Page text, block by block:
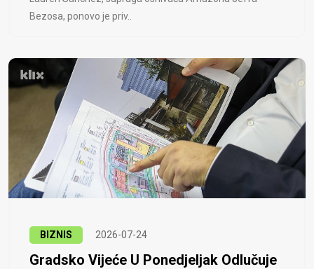
Bezosa, ponovo je priv..
BIZNIS 2026-07-24
Gradsko Vijeće U Ponedjeljak Odlučuje